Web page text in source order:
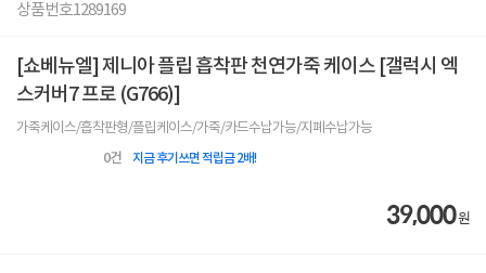
상품번호1289169
[쇼베뉴엘] 제니아 플립 흡착판 천연가죽 케이스 [갤럭시 엑
스커버7 프로 (G766)]
가죽케이스/흡착판형/플립케이스/가죽/카드수납가능/지폐수납가능
0건 지금 후기쓰면 적립금 2배!
39,000원